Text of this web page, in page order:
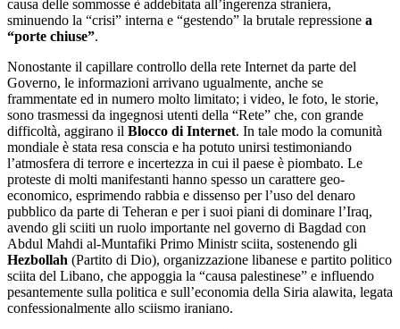
causa delle sommosse è addebitata all’ingerenza straniera,
sminuendo la “crisi” interna e “gestendo” la brutale repressione a
“porte chiuse”.
Nonostante il capillare controllo della rete Internet da parte del
Governo, le informazioni arrivano ugualmente, anche se
frammentate ed in numero molto limitato; i video, le foto, le storie,
sono trasmessi da ingegnosi utenti della “Rete” che, con grande
difficoltà, aggirano il Blocco di Internet. In tale modo la comunità
mondiale è stata resa conscia e ha potuto unirsi testimoniando
l’atmosfera di terrore e incertezza in cui il paese è piombato. Le
proteste di molti manifestanti hanno spesso un carattere geo-
economico, esprimendo rabbia e dissenso per l’uso del denaro
pubblico da parte di Teheran e per i suoi piani di dominare l’Iraq,
avendo gli sciiti un ruolo importante nel governo di Bagdad con
Abdul Mahdi al-Muntafiki Primo Ministr sciita, sostenendo gli
Hezbollah (Partito di Dio), organizzazione libanese e partito politico
sciita del Libano, che appoggia la “causa palestinese” e influendo
pesantemente sulla politica e sull’economia della Siria alawita, legata
confessionalmente allo sciismo iraniano.